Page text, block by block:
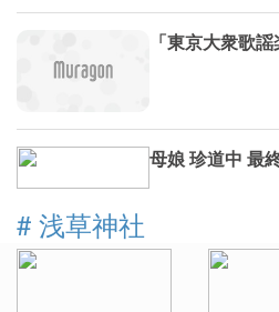
「東京大衆歌
母娘 珍道中 最
# 浅草神社